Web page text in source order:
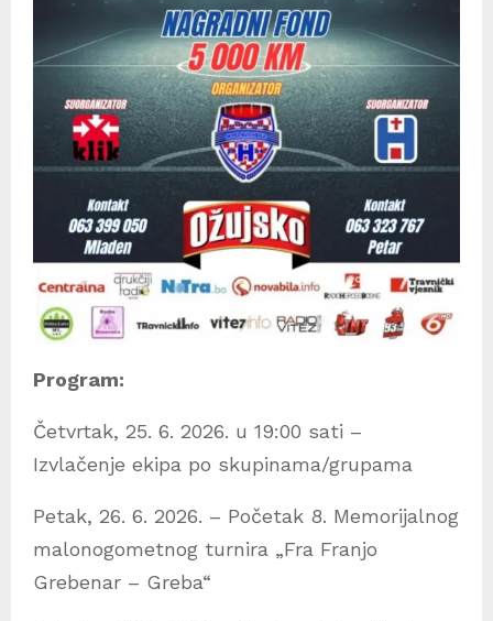
Program:
Četvrtak, 25. 6. 2026. u 19:00 sati –
Izvlačenje ekipa po skupinama/grupama
Petak, 26. 6. 2026. – Početak 8. Memorijalnog
malonogometnog turnira „Fra Franjo
Grebenar – Greba“